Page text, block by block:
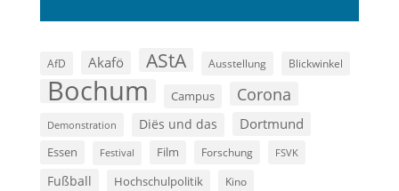
AfD Akafö AStA Ausstellung Blickwinkel
Bochum Campus Corona
Demonstration Diës und das Dortmund
Essen Festival Film Forschung FSVK
Fußball Hochschulpolitik Kino